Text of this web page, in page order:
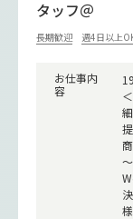
タッフ＠
長期歓迎 週4日以上
お仕事内
容